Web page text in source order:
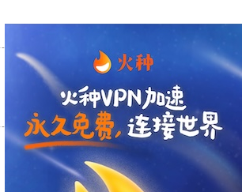
支持 [0] 反对 [0]
支持